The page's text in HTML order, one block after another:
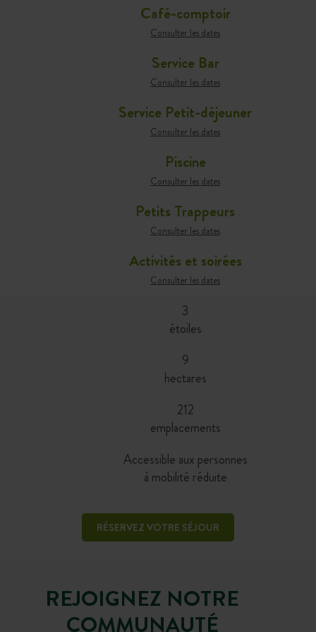
Café-comptoir
Consulter les dates
Service Bar
Consulter les dates
Service Petit-déjeuner
Consulter les dates
Piscine
Consulter les dates
Petits Trappeurs
Consulter les dates
Activités et soirées
Consulter les dates
3
étoiles
9
hectares
212
emplacements
Accessible aux personnes
à mobilité réduite
RÉSERVEZ VOTRE SÉJOUR
REJOIGNEZ NOTRE
COMMUNAUTÉ